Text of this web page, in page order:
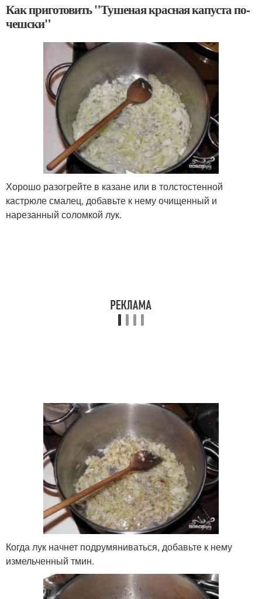
Как приготовить "Тушеная красная капуста по-
чешски"
Хорошо разогрейте в казане или в толстостенной
кастрюле смалец, добавьте к нему очищенный и
нарезанный соломкой лук.
Когда лук начнет подрумяниваться, добавьте к нему
измельченный тмин.